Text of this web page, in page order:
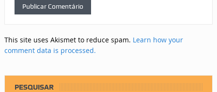
This site uses Akismet to reduce spam. Learn how your
comment data is processed.
PESQUISAR